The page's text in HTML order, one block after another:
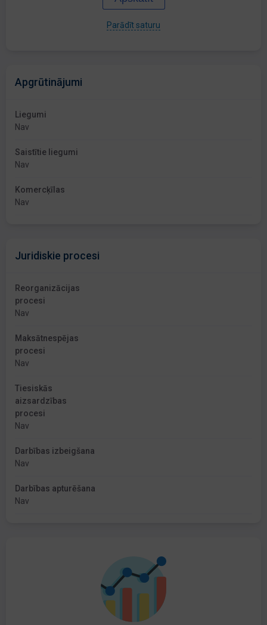
Parādīt saturu
Apgrūtinājumi
Liegumi
Nav
Saistītie liegumi
Nav
Komercķīlas
Nav
Juridiskie procesi
Reorganizācijas
procesi
Nav
Maksātnespējas
procesi
Nav
Tiesiskās
aizsardzības
procesi
Nav
Darbības izbeigšana
Nav
Darbības apturēšana
Nav